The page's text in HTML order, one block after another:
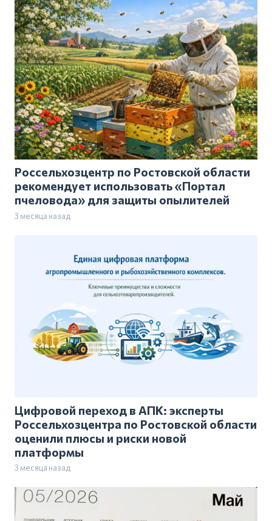
Россельхозцентр по Ростовской области
рекомендует использовать «Портал
пчеловода» для защиты опылителей
3 месяца назад
Цифровой переход в АПК: эксперты
Россельхозцентра по Ростовской области
оценили плюсы и риски новой
платформы
3 месяца назад